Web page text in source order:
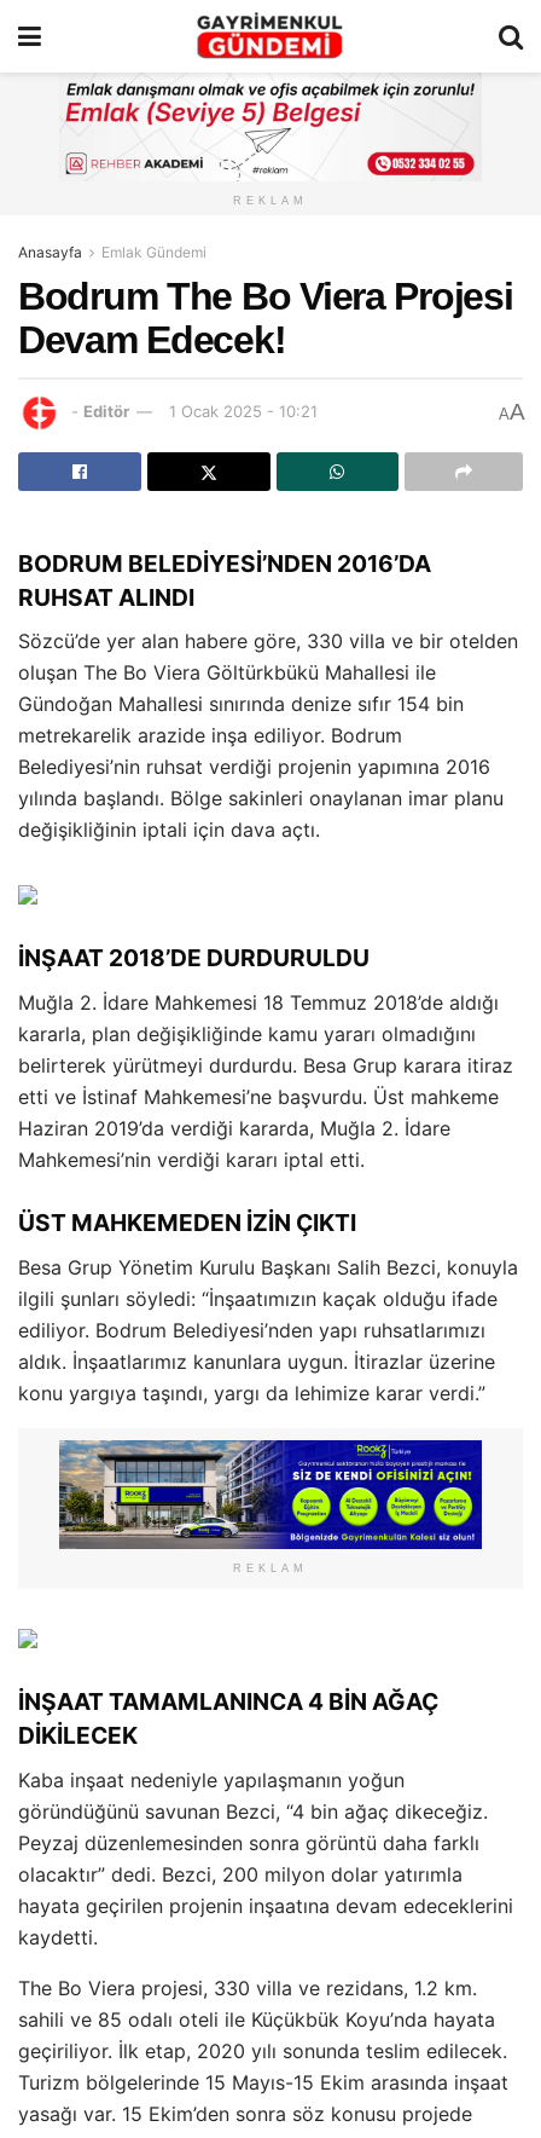
REKLAM
Anasayfa Emlak Gündemi
Bodrum The Bo Viera Projesi
Devam Edecek!
- Editör 1 Ocak 2025 - 10:21 AA
BODRUM BELEDİYESİ’NDEN 2016’DA
RUHSAT ALINDI
Sözcü’de yer alan habere göre, 330 villa ve bir otelden
oluşan The Bo Viera Göltürkbükü Mahallesi ile
Gündoğan Mahallesi sınırında denize sıfır 154 bin
metrekarelik arazide inşa ediliyor. Bodrum
Belediyesi’nin ruhsat verdiği projenin yapımına 2016
yılında başlandı. Bölge sakinleri onaylanan imar planu
değişikliğinin iptali için dava açtı.
İNŞAAT 2018’DE DURDURULDU
Muğla 2. İdare Mahkemesi 18 Temmuz 2018’de aldığı
kararla, plan değişikliğinde kamu yararı olmadığını
belirterek yürütmeyi durdurdu. Besa Grup karara itiraz
etti ve İstinaf Mahkemesi’ne başvurdu. Üst mahkeme
Haziran 2019’da verdiği kararda, Muğla 2. İdare
Mahkemesi’nin verdiği kararı iptal etti.
ÜST MAHKEMEDEN İZİN ÇIKTI
Besa Grup Yönetim Kurulu Başkanı Salih Bezci, konuyla
ilgili şunları söyledi: “İnşaatımızın kaçak olduğu ifade
ediliyor. Bodrum Belediyesi’nden yapı ruhsatlarımızı
aldık. İnşaatlarımız kanunlara uygun. İtirazlar üzerine
konu yargıya taşındı, yargı da lehimize karar verdi.”
REKLAM
İNŞAAT TAMAMLANINCA 4 BİN AĞAÇ
DİKİLECEK
Kaba inşaat nedeniyle yapılaşmanın yoğun
göründüğünü savunan Bezci, “4 bin ağaç dikeceğiz.
Peyzaj düzenlemesinden sonra görüntü daha farklı
olacaktır” dedi. Bezci, 200 milyon dolar yatırımla
hayata geçirilen projenin inşaatına devam edeceklerini
kaydetti.
The Bo Viera projesi, 330 villa ve rezidans, 1.2 km.
sahili ve 85 odalı oteli ile Küçükbük Koyu’nda hayata
geçiriliyor. İlk etap, 2020 yılı sonunda teslim edilecek.
Turizm bölgelerinde 15 Mayıs-15 Ekim arasında inşaat
yasağı var. 15 Ekim’den sonra söz konusu projede